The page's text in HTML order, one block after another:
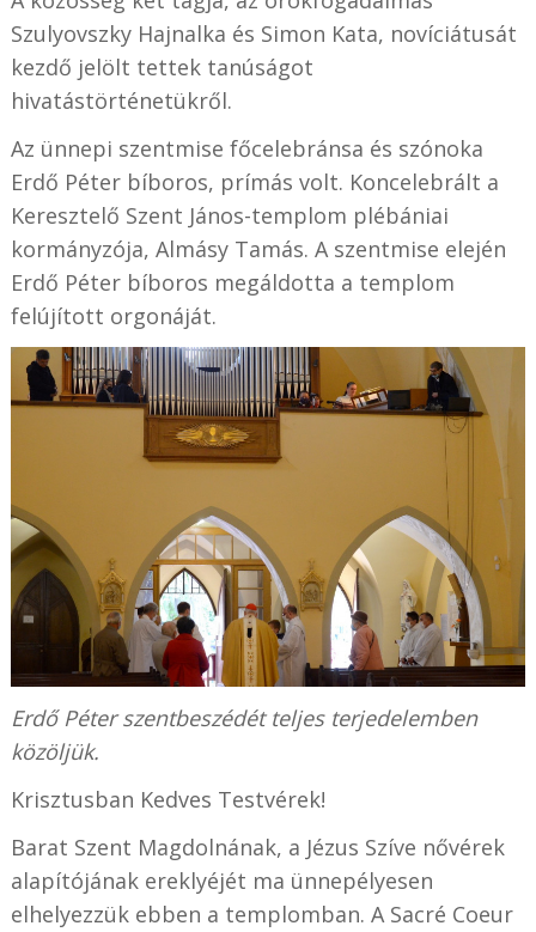
Szulyovszky Hajnalka és Simon Kata, novíciátusát
kezdő jelölt tettek tanúságot
hivatástörténetükről.
Az ünnepi szentmise főcelebránsa és szónoka
Erdő Péter bíboros, prímás volt. Koncelebrált a
Keresztelő Szent János-templom plébániai
kormányzója, Almásy Tamás. A szentmise elején
Erdő Péter bíboros megáldotta a templom
felújított orgonáját.
Erdő Péter szentbeszédét teljes terjedelemben
közöljük.
Krisztusban Kedves Testvérek!
Barat Szent Magdolnának, a Jézus Szíve nővérek
alapítójának ereklyéjét ma ünnepélyesen
elhelyezzük ebben a templomban. A Sacré Coeur